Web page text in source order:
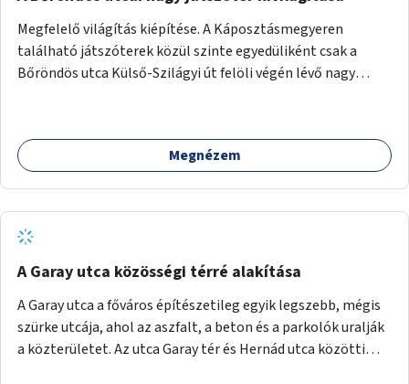
Megfelelő világítás kiépítése. A Káposztásmegyeren
található játszóterek közül szinte egyedüliként csak a
Bőröndös utca Külső-Szilágyi út felöli végén lévő nagy
Megnézem
A Garay utca közösségi térré alakítása
A Garay utca a főváros építészetileg egyik legszebb, mégis
szürke utcája, ahol az aszfalt, a beton és a parkolók uralják
a közterületet. Az utca Garay tér és Hernád utca közötti